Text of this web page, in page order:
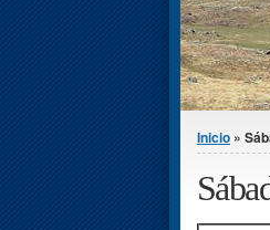
Se
Inicio »